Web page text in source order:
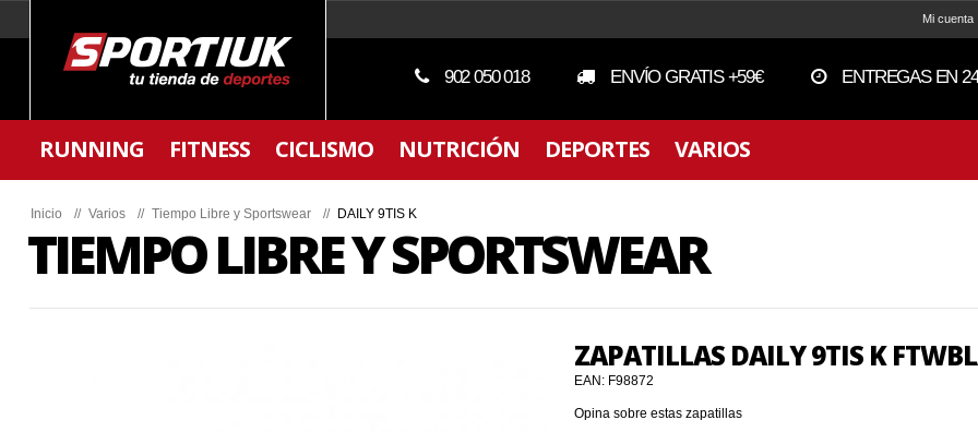
Mi cuenta
902 050 018 ENVÍO GRATIS +59€ ENTREGAS EN
RUNNING FITNESS CICLISMO NUTRICIÓN DEPORTES VARIOS
Inicio // Varios // Tiempo Libre y Sportswear // DAILY 9TIS K
TIEMPO LIBRE Y SPORTSWEAR
ZAPATILLAS DAILY 9TIS K
EAN: F98872
Opina sobre estas zapatillas